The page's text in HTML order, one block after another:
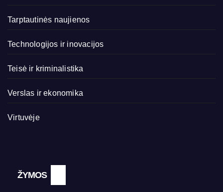
Tarptautinės naujienos
Technologijos ir inovacijos
Teisė ir kriminalistika
Verslas ir ekonomika
Virtuvėje
ŽYMOS